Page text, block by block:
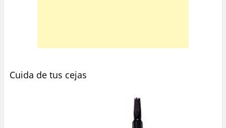
Cuida de tus cejas